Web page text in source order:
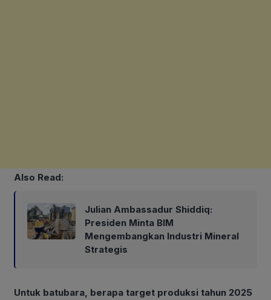
Also Read:
Julian Ambassadur Shiddiq:
Presiden Minta BIM
Mengembangkan Industri Mineral
Strategis
Untuk batubara, berapa target produksi tahun 2025